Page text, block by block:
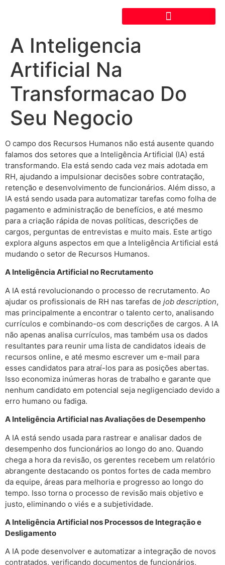
A Inteligencia
Artificial Na
Transformacao Do
Seu Negocio
O campo dos Recursos Humanos não está ausente quando
falamos dos setores que a Inteligência Artificial (IA) está
transformando. Ela está sendo cada vez mais adotada em
RH, ajudando a impulsionar decisões sobre contratação,
retenção e desenvolvimento de funcionários. Além disso, a
IA está sendo usada para automatizar tarefas como folha de
pagamento e administração de benefícios, e até mesmo
para a criação rápida de novas políticas, descrições de
cargos, perguntas de entrevistas e muito mais. Este artigo
explora alguns aspectos em que a Inteligência Artificial está
mudando o setor de Recursos Humanos.
A Inteligência Artificial no Recrutamento
A IA está revolucionando o processo de recrutamento. Ao
ajudar os profissionais de RH nas tarefas de job description,
mas principalmente a encontrar o talento certo, analisando
currículos e combinando-os com descrições de cargos. A IA
não apenas analisa currículos, mas também usa os dados
resultantes para reunir uma lista de candidatos ideais de
recursos online, e até mesmo escrever um e-mail para
esses candidatos para atraí-los para as posições abertas.
Isso economiza inúmeras horas de trabalho e garante que
nenhum candidato em potencial seja negligenciado devido a
erro humano ou fadiga.
A Inteligência Artificial nas Avaliações de Desempenho
A IA está sendo usada para rastrear e analisar dados de
desempenho dos funcionários ao longo do ano. Quando
chega a hora da revisão, os gerentes recebem um relatório
abrangente destacando os pontos fortes de cada membro
da equipe, áreas para melhoria e progresso ao longo do
tempo. Isso torna o processo de revisão mais objetivo e
justo, eliminando o viés e a subjetividade.
A Inteligência Artificial nos Processos de Integração e
Desligamento
A IA pode desenvolver e automatizar a integração de novos
contratados, verificando documentos de funcionários,